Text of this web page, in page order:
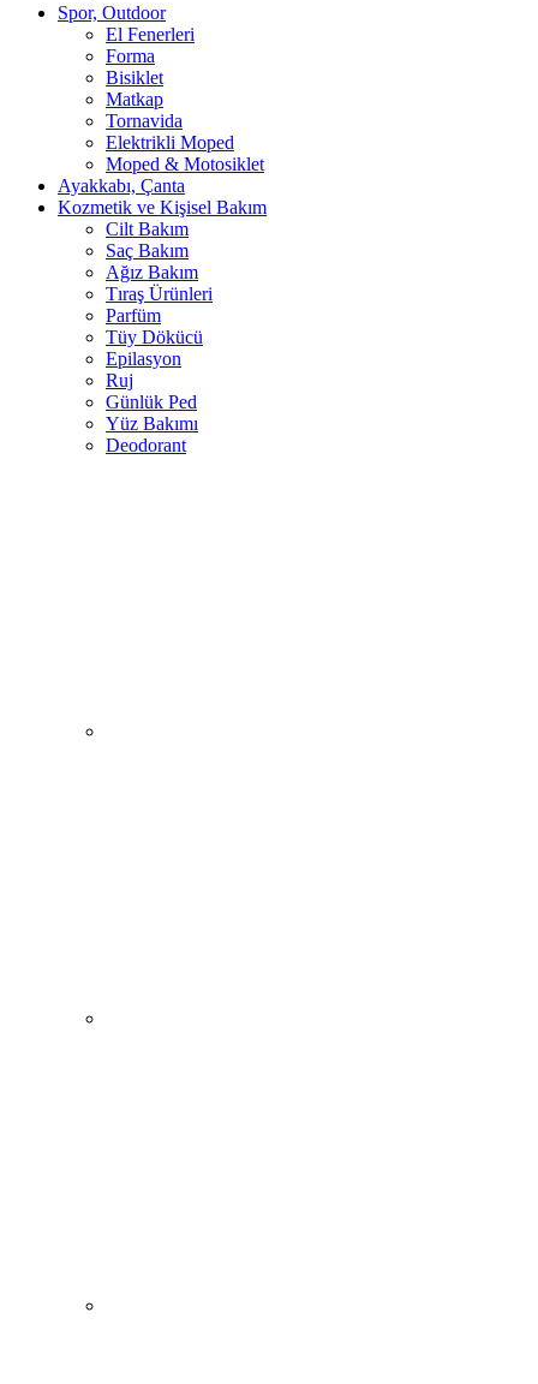
Spor, Outdoor
El Fenerleri
Forma
Bisiklet
Matkap
Tornavida
Elektrikli Moped
Moped & Motosiklet
Ayakkabı, Çanta
Kozmetik ve Kişisel Bakım
Cilt Bakım
Saç Bakım
Ağız Bakım
Tıraş Ürünleri
Parfüm
Tüy Dökücü
Epilasyon
Ruj
Günlük Ped
Yüz Bakımı
Deodorant